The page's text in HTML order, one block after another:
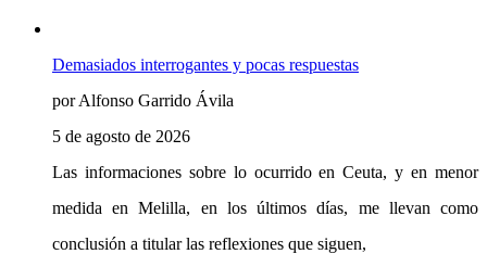
Demasiados interrogantes y pocas respuestas
por Alfonso Garrido Ávila
5 de agosto de 2026
Las informaciones sobre lo ocurrido en Ceuta, y en menor
medida en Melilla, en los últimos días, me llevan como
conclusión a titular las reflexiones que siguen,